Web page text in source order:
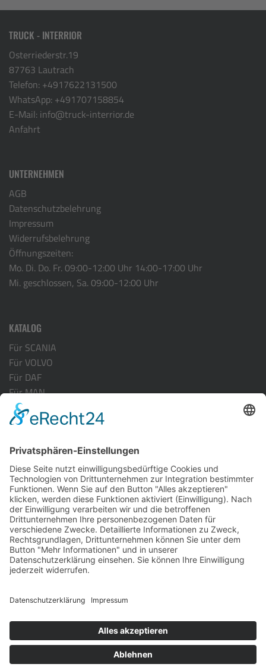
TRUCK - INTERRIOR
Osterriederstr.19
87763 Lautrach
Telefon: +4917622131500
WhatsApp: +491707158854
E-Mail: info@truck-interrior.de
Anfahrt
UNTERNEHMEN
AGB
Datenschutzbelehrung
Impressum
Widerrufsbelehrung
Öffnungszeiten:
Mo. Di. Do. Fr. 09:00-12:00 Uhr 14:00-17:00 Uhr
Mi. geschlossen, Sa. 09:00-12:00 Uhr
KATALOG
Für SCANIA
Für VOLVO
Für DAF
Für MAN
Für ACTROS MP-4
Für RENAULT
INFORMATION
Versandarten
Zahlungsarten
Kontakt
Vertrag widerrufen
© 2026 Truck-Interrior.de. Alle rechte vorbehalten.
MasterCard
Visa PayPal Klarna